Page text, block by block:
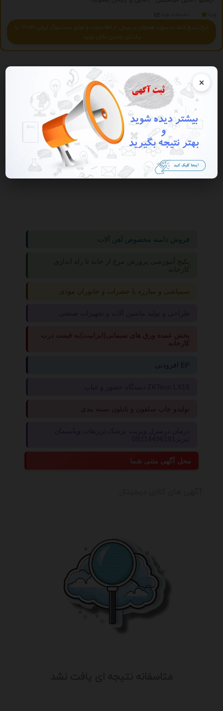
×
درج تبلیغ شما به صورت همزمان در بیش از 150 سایت و موتور جستجوگر ایرانی 2059 - با
یک تیر چندین نشان بزنید
نمایش همه
گروه ها فروشگاه کالای دیجیتال
فروش دامنه مخصوص آهن آلات
پکیج آموزشی پرورش مرغ از خانه تا راه اندازی
کارخانه
سمپاشی و مبارزه با حشرات و جانوران موذی
پخش عمده ورق های سیمانی(ایرانیت)به قیمت درب
کارخانه
افزودنی EP
تولیدو چاپ سلفون و نایلون بسته بندی
محل آگهی متنی شما